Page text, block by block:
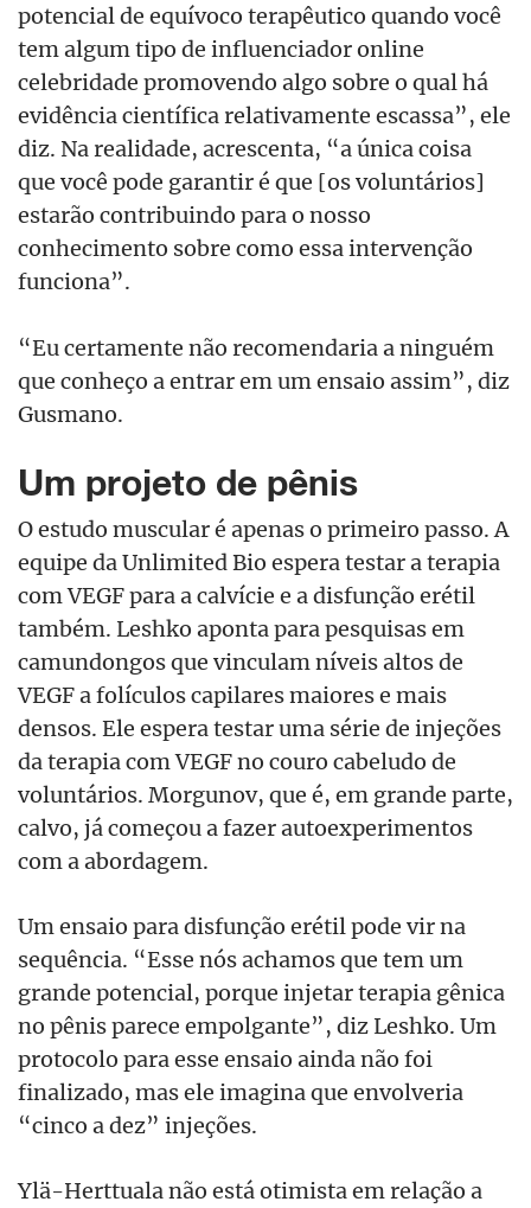
potencial de equívoco terapêutico quando você
tem algum tipo de influenciador online
celebridade promovendo algo sobre o qual há
evidência científica relativamente escassa”, ele
diz. Na realidade, acrescenta, “a única coisa
que você pode garantir é que [os voluntários]
estarão contribuindo para o nosso
conhecimento sobre como essa intervenção
funciona”.
“Eu certamente não recomendaria a ninguém
que conheço a entrar em um ensaio assim”, diz
Gusmano.
Um projeto de pênis
O estudo muscular é apenas o primeiro passo. A
equipe da Unlimited Bio espera testar a terapia
com VEGF para a calvície e a disfunção erétil
também. Leshko aponta para pesquisas em
camundongos que vinculam níveis altos de
VEGF a folículos capilares maiores e mais
densos. Ele espera testar uma série de injeções
da terapia com VEGF no couro cabeludo de
voluntários. Morgunov, que é, em grande parte,
calvo, já começou a fazer autoexperimentos
com a abordagem.
Um ensaio para disfunção erétil pode vir na
sequência. “Esse nós achamos que tem um
grande potencial, porque injetar terapia gênica
no pênis parece empolgante”, diz Leshko. Um
protocolo para esse ensaio ainda não foi
finalizado, mas ele imagina que envolveria
“cinco a dez” injeções.
Ylä-Herttuala não está otimista em relação a